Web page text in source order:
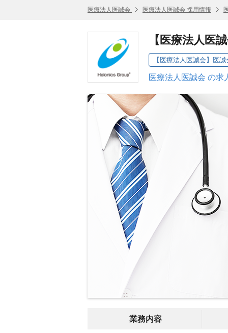
医療法人医誠会 医療法人医誠会 採用情報
【医療法人医
【医療法人医誠会】医
医療法人医誠会 の求
業務内容